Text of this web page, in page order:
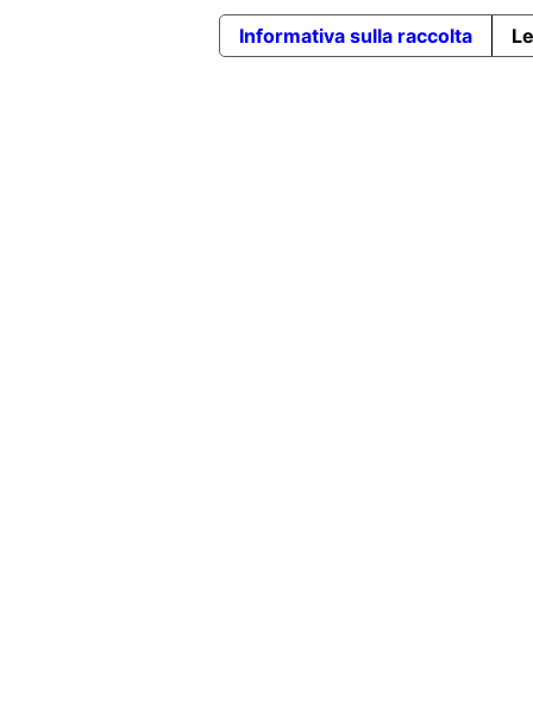
Informativa sulla raccolta